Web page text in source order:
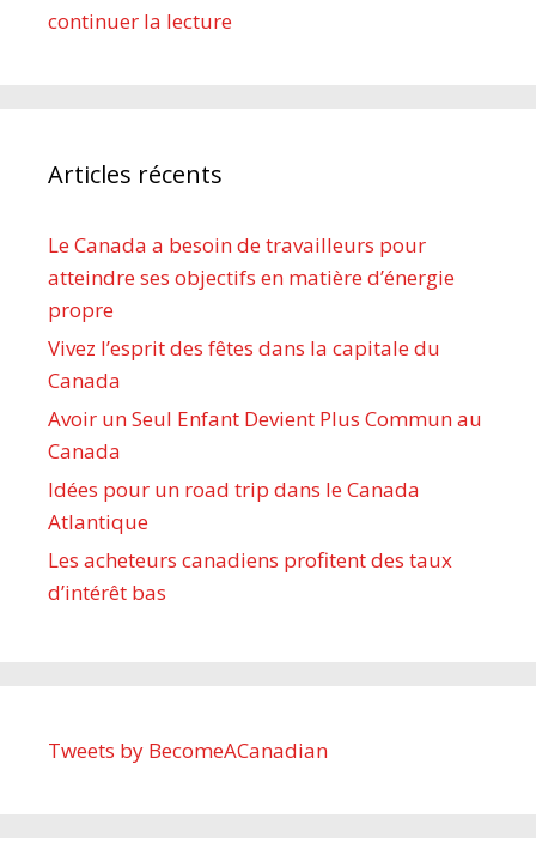
continuer la lecture
Articles récents
Le Canada a besoin de travailleurs pour
atteindre ses objectifs en matière d’énergie
propre
Vivez l’esprit des fêtes dans la capitale du
Canada
Avoir un Seul Enfant Devient Plus Commun au
Canada
Idées pour un road trip dans le Canada
Atlantique
Les acheteurs canadiens profitent des taux
d’intérêt bas
Tweets by BecomeACanadian